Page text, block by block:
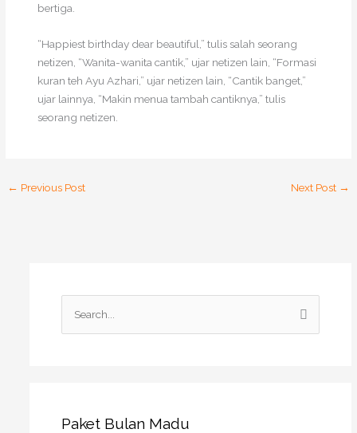
Paket Bulan Madu
bertiga.
“Happiest birthday dear beautiful,” tulis salah seorang
netizen, “Wanita-wanita cantik,” ujar netizen lain, “Formasi
kuran teh Ayu Azhari,” ujar netizen lain, “Cantik banget,”
ujar lainnya, “Makin menua tambah cantiknya,” tulis
seorang netizen.
← Previous Post Next Post →